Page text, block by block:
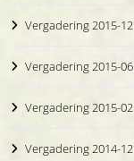
Vergadering 2015-12
Vergadering 2015-06
Vergadering 2015-02
Vergadering 2014-12